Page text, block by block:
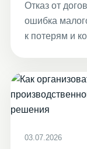
Отказ от
ошибка
к потерям и
03.07.2026